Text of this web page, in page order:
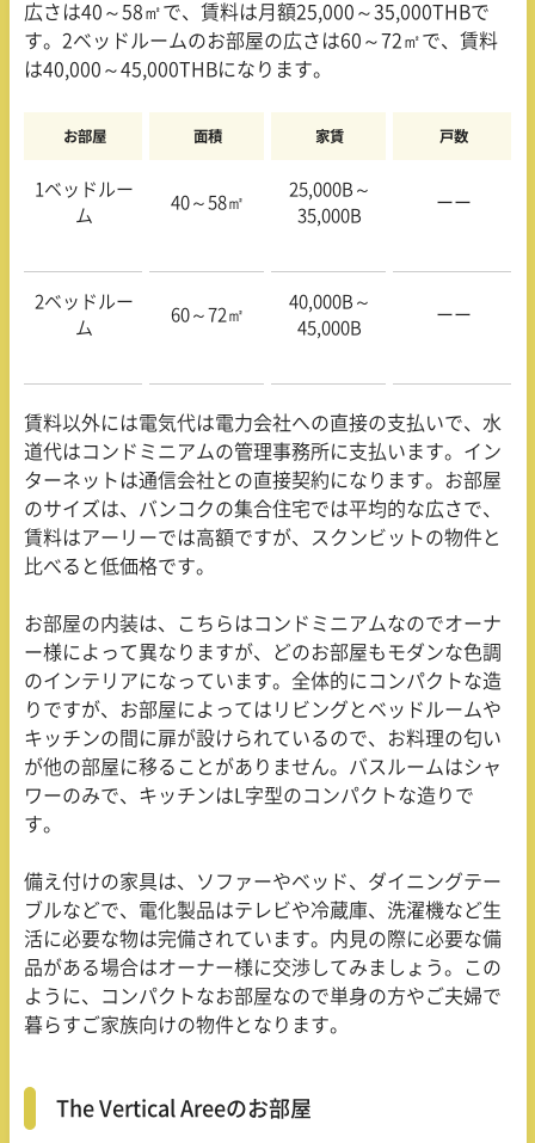
広さは40 ～ 58㎡で、賃料は月額25,000 ～ 35,000THBで
す。 2ベッドルームのお部屋の広さは60 ～72㎡で、賃料
は40,000 ～45,000THBになります。
お部屋 面積 家賃 戸数
1ベッドルー
ム
40～ 58㎡
25,000B～
35,000B
ーー
2ベッドルー
ム
60～ 72 ㎡
40,000B～
45,000B
ーー
賃料以外には電気代は電力会社への直接の支払いで、水
道代はコンドミニアムの管理事務所に支払います。イン
ターネットは通信会社との直接契約になります。お部屋
のサイズは、バンコクの集合住宅では平均的な広さで、
賃料はアーリーでは高額ですが、スクンビットの物件と
比べると低価格です。
お部屋の内装は、こちらはコンドミニアムなのでオーナ
ー様によって異なりますが、どのお部屋もモダンな色調
のインテリアになっています。全体的にコンパクトな造
りですが、お部屋によってはリビングとベッドルームや
キッチンの間に扉が設けられているので、お料理の匂い
が他の部屋に移ることがありません。バスルームはシャ
ワーのみで、キッチンはL 字型のコンパクトな造りで
す。
備え付けの家具は、ソファーやベッド、ダイニングテー
ブルなどで、電化製品はテレビや冷蔵庫、洗濯機など生
活に必要な物は完備されています。内見の際に必要な備
品がある場合はオーナー様に交渉してみましょう。この
ように、コンパクトなお部屋なので単身の方やご夫婦で
暮らすご家族向けの物件となります。
The Vertical Areeのお部屋